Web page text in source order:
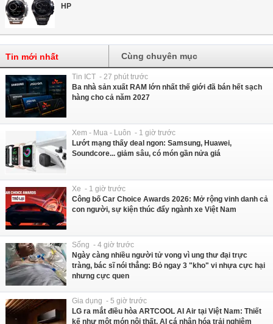
HP
Tin mới nhất Cùng chuyên mục
Tin ICT - 27 phút trước
Ba nhà sản xuất RAM lớn nhất thế giới đã bán hết sạch
hàng cho cả năm 2027
Xem - Mua - Luôn - 1 giờ trước
Lướt mạng thấy deal ngon: Samsung, Huawei,
Soundcore... giảm sâu, có món gần nửa giá
Xe - 1 giờ trước
Công bố Car Choice Awards 2026: Mở rộng vinh danh cả
con người, sự kiện thúc đẩy ngành xe Việt Nam
Sống - 4 giờ trước
Ngày càng nhiều người tử vong vì ung thư đại trực
tràng, bác sĩ nói thẳng: Bỏ ngay 3 "kho" vi nhựa cực hại
nhưng cực quen
Gia dụng - 5 giờ trước
LG ra mắt điều hòa ARTCOOL AI Air tại Việt Nam: Thiết
kế như một món nội thất, AI cá nhân hóa trải nghiệm